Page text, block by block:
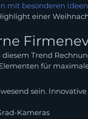
mit besonderen Ideen
einer
Trend
für
sein.
Kameras